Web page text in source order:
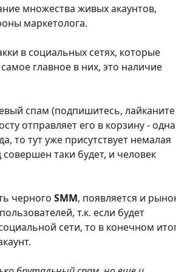
множества живых акаунтов,
маркетолога.
в социальных сетях, которые
главное в них, это наличие
спам (подпишитесь,
отправляет его в корзину -
то тут уже присутствует немалая
таки будет, и человек
черного SMM, появляется и
т.к. если будет
сети, то в конечном